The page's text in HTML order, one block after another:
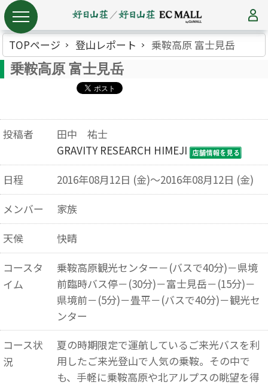
TOPページ 登山レポート 乗鞍高原 富士見岳
乗鞍高原 富士見岳
投稿者
田中 祐士
GRAVITY RESEARCH HIMEJI
日程
2016年08月12日 (金)～2016年08月12日 (金)
メンバー
家族
天候
快晴
コースタ
イム
乗鞍高原観光センター－(バスで40分)－県境
前臨時バス停－(30分)－富士見岳－(15分)－
県境前－(5分)－畳平－(バスで40分)－観光セ
ンター
コース状
況
夏の時期限定で運航しているご来光バスを利
用したご来光登山で人気の乗鞍。その中で
も、手軽に乗鞍高原や北アルプスの眺望を得